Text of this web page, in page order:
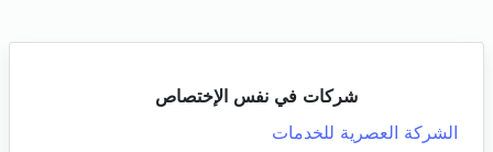
شركات في نفس الإختصاص
الشركة العصرية للخدمات